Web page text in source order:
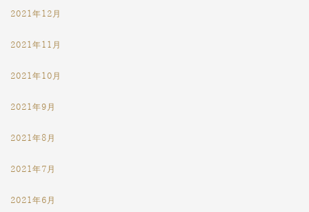
2021年12月
2021年11月
2021年10月
2021年9月
2021年8月
2021年7月
2021年6月